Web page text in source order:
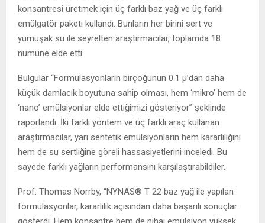
konsantresi üretmek için üç farklı baz yağ ve üç farklı
emülgatör paketi kullandı. Bunların her birini sert ve
yumuşak su ile seyrelten araştırmacılar, toplamda 18
numune elde etti.
Bulgular “Formülasyonların birçoğunun 0.1 μ’dan daha
küçük damlacık boyutuna sahip olması, hem ‘mikro’ hem de
‘nano’ emülsiyonlar elde ettiğimizi gösteriyor” şeklinde
raporlandı. İki farklı yöntem ve üç farklı araç kullanan
araştırmacılar, yarı sentetik emülsiyonların hem kararlılığını
hem de su sertliğine göreli hassasiyetlerini inceledi. Bu
sayede farklı yağların performansını karşılaştırabildiler.
Prof. Thomas Norrby, “NYNAS® T 22 baz yağ ile yapılan
formülasyonlar, kararlılık açısından daha başarılı sonuçlar